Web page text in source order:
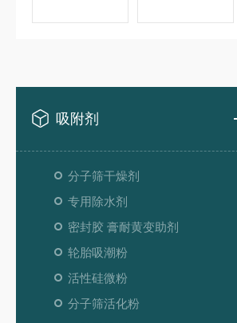
吸附剂
分子筛干燥剂
专用除水剂
密封胶 膏耐黄变助剂
轮胎吸潮粉
活性硅微粉
分子筛活化粉